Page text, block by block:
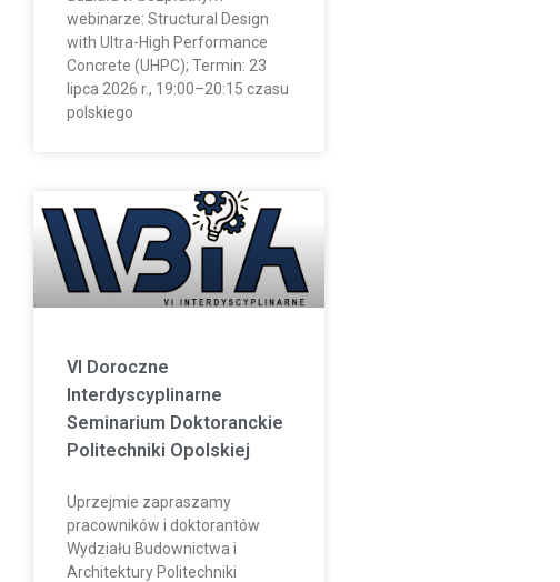
webinarze: Structural Design
with Ultra-High Performance
Concrete (UHPC); Termin: 23
lipca 2026 r., 19:00–20:15 czasu
polskiego
VI Doroczne
Interdyscyplinarne
Seminarium Doktoranckie
Politechniki Opolskiej
Uprzejmie zapraszamy
pracowników i doktorantów
Wydziału Budownictwa i
Architektury Politechniki